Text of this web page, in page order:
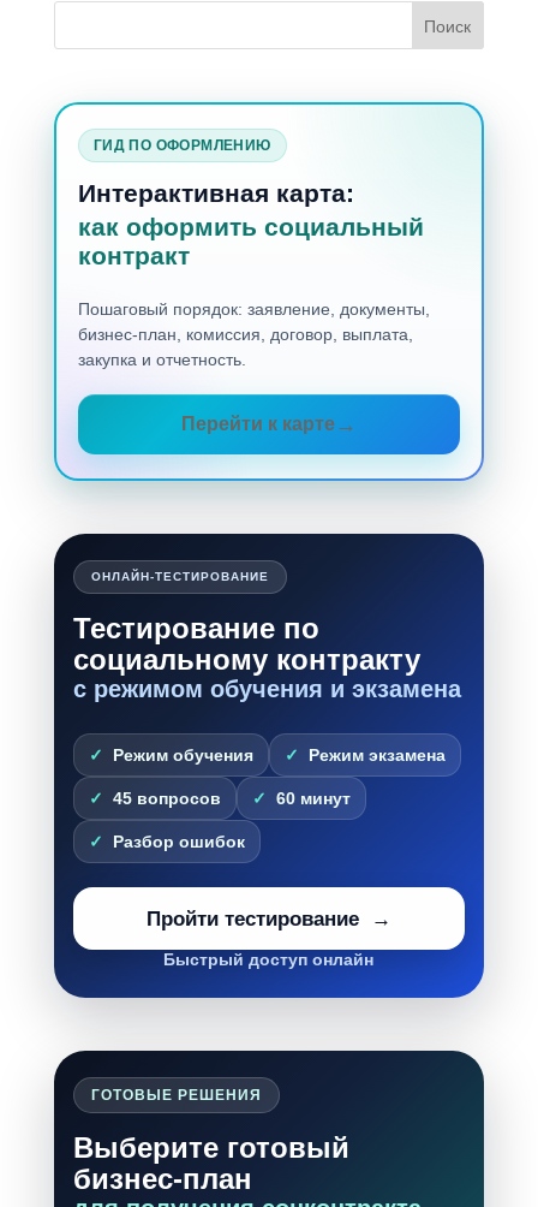
ГИД ПО ОФОРМЛЕНИЮ
Интерактивная карта:
как оформить социальный
контракт
Пошаговый порядок: заявление, документы,
бизнес-план, комиссия, договор, выплата,
закупка и отчетность.
Перейти к карте
ОНЛАЙН-ТЕСТИРОВАНИЕ
Тестирование по
социальному контракту
с режимом обучения и экзамена
Режим обучения Режим экзамена
45 вопросов 60 минут
Разбор ошибок
Пройти тестирование
Быстрый доступ онлайн
ГОТОВЫЕ РЕШЕНИЯ
Выберите готовый
бизнес-план